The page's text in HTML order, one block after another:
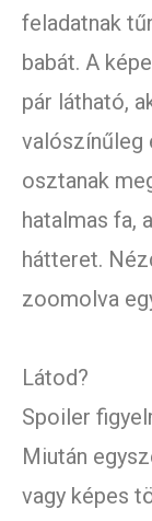
feladatnak
babát. A
pár látható,
valószínűleg
osztanak
hatalmas fa,
hátteret.
zoomolva
Látod?
Spoiler
Miután
vagy képes